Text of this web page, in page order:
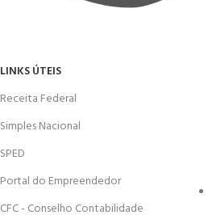
LINKS ÚTEIS
Receita Federal
Simples Nacional
SPED
Portal do Empreendedor
CFC - Conselho Contabilidade